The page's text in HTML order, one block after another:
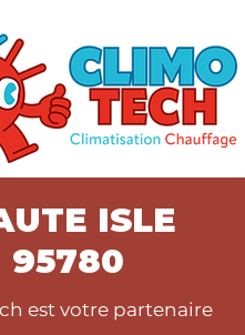
ISLE
95780
est votre partenaire